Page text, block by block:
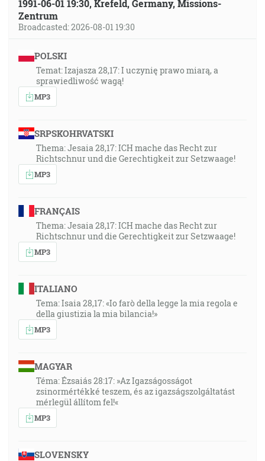
1991-06-01 19:30, Krefeld, Germany, Missions-
Zentrum
Broadcasted: 2026-08-01 19:30
POLSKI
Temat: Izajasza 28,17: I uczynię prawo miarą, a
sprawiedliwość wagą!
MP3
SRPSKOHRVATSKI
Thema: Jesaia 28,17: ICH mache das Recht zur
Richtschnur und die Gerechtigkeit zur Setzwaage!
MP3
FRANÇAIS
Thema: Jesaia 28,17: ICH mache das Recht zur
Richtschnur und die Gerechtigkeit zur Setzwaage!
MP3
ITALIANO
Tema: Isaia 28,17: «Io farò della legge la mia regola e
della giustizia la mia bilancia!»
MP3
MAGYAR
Téma: Ézsaiás 28:17: »Az Igazságosságot
zsinormértékké teszem, és az igazságszolgáltatást
mérlegül állítom fel!«
MP3
SLOVENSKY